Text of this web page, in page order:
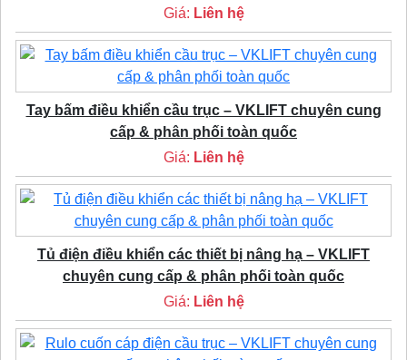
Giá: Liên hệ
Tay bấm điều khiển cầu trục – VKLIFT chuyên cung
cấp & phân phối toàn quốc
Giá: Liên hệ
Tủ điện điều khiển các thiết bị nâng hạ – VKLIFT
chuyên cung cấp & phân phối toàn quốc
Giá: Liên hệ